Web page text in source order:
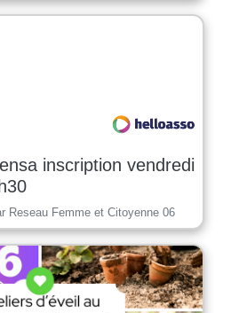
inscription vendredi
Reseau Femme et Citoyenne 06